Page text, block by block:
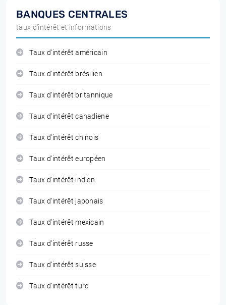
BANQUES CENTRALES
taux d'intérêt et informations
Taux d'intérêt américain
Taux d'intérêt brésilien
Taux d'intérêt britannique
Taux d'intérêt canadiene
Taux d'intérêt chinois
Taux d'intérêt européen
Taux d'intérêt indien
Taux d'intérêt japonais
Taux d'intérêt mexicain
Taux d'intérêt russe
Taux d'intérêt suisse
Taux d'intérêt turc